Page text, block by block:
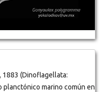
1883 (Dinoflagellata:
planctónico marino común en